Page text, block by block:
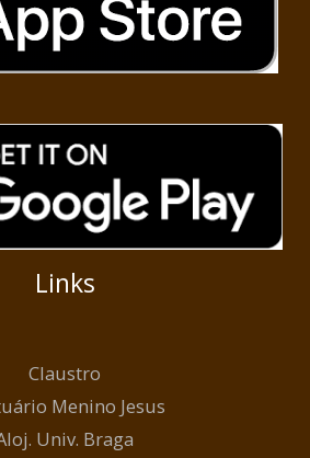
Links
Claustro
Menino Jesus
Univ. Braga